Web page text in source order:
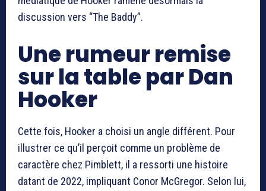
discussion vers “The Baddy”.
Une rumeur remise
sur la table par Dan
Hooker
Cette fois, Hooker a choisi un angle différent. Pour
illustrer ce qu’il perçoit comme un problème de
caractère chez Pimblett, il a ressorti une histoire
datant de 2022, impliquant Conor McGregor. Selon lui,